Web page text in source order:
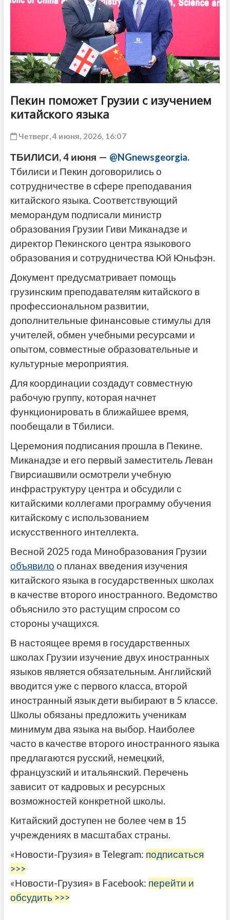
Пекин поможет Грузии с изучением
китайского языка
Четверг, 4 июня, 2026, 16:07
ТБИЛИСИ, 4 июня — @NGnewsgeorgia.
Тбилиси и Пекин договорились о
сотрудничестве в сфере преподавания
китайского языка. Соответствующий
меморандум подписали министр
образования Грузии Гиви Миканадзе и
директор Пекинского центра языкового
образования и сотрудничества Юй Юньфэн.
Документ предусматривает помощь
грузинским преподавателям китайского в
профессиональном развитии,
дополнительные финансовые стимулы для
учителей, обмен учебными ресурсами и
опытом, совместные образовательные и
культурные мероприятия.
Для координации создадут совместную
рабочую группу, которая начнет
функционировать в ближайшее время,
пообещали в Тбилиси.
Церемония подписания прошла в Пекине.
Миканадзе и его первый заместитель Леван
Гвирсиашвили осмотрели учебную
инфраструктуру центра и обсудили с
китайскими коллегами программу обучения
китайскому с использованием
искусственного интеллекта.
Весной 2025 года Минобразования Грузии
объявило о планах введения изучения
китайского языка в государственных школах
в качестве второго иностранного. Ведомство
объяснило это растущим спросом со
стороны учащихся.
​В настоящее время в государственных
школах Грузии изучение двух иностранных
языков является обязательным.​ Английский
вводится уже с первого класса, второй
иностранный язык дети выбирают в 5 классе.
Школы обязаны предложить ученикам
минимум два языка на выбор. Наиболее
часто в качестве второго иностранного языка
предлагаются русский, немецкий, ​
французский и ​итальянский. Перечень
зависит от кадровых и ресурсных
возможностей конкретной школы. ​
Китайский доступен не более чем в 15
учреждениях в масштабах страны.
«Новости-Грузия» в Telegram: подписаться
>>>
«Новости-Грузия» в Facebook: перейти и
обсудить >>>